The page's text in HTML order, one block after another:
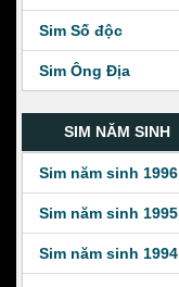
Sim Số độc
Sim Ông Địa
SIM NĂM SINH
Sim năm sinh 1996
Sim năm sinh 1995
Sim năm sinh 1994